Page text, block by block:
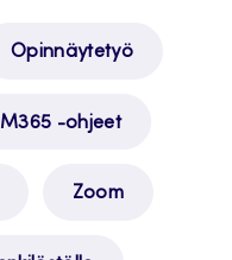
Opinnäytetyö
M365 -ohjeet
Zoom